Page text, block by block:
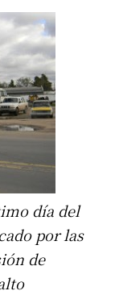
día del
por las
de